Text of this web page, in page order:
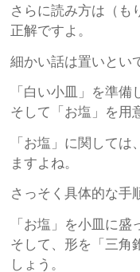
さらに読み方は（も
正解ですよ。
細かい話は置いとい
「白い小皿」を準備
そして「お塩」を用
「お塩」に関して
ますよね。
さっそく具体的な手
「お塩」を小皿に盛
そして、形を「三角
しょう。